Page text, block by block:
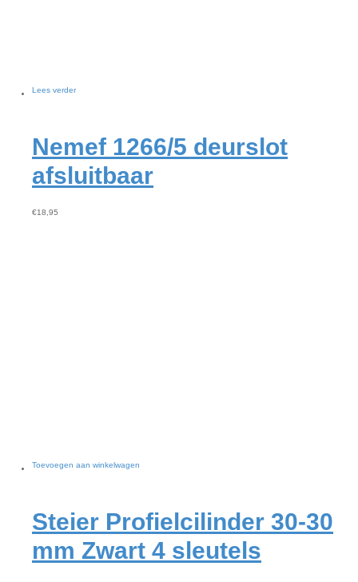
Lees verder
Nemef 1266/5 deurslot
afsluitbaar
€18,95
Toevoegen aan winkelwagen
Steier Profielcilinder 30-30
mm Zwart 4 sleutels